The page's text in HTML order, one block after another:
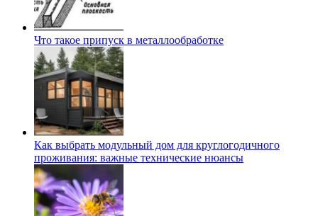
Что такое припуск в металлообработке
Как выбрать модульный дом для круглогодичного
проживания: важные технические нюансы